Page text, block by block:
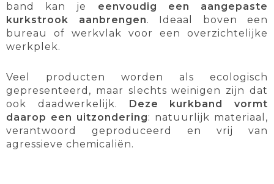
band kan je eenvoudig een aangepaste
kurkstrook aanbrengen. Ideaal boven een
bureau of werkvlak voor een overzichtelijke
werkplek.
Veel producten worden als ecologisch
gepresenteerd, maar slechts weinigen zijn dat
ook daadwerkelijk.
Deze kurkband vormt
daarop een uitzondering: natuurlijk materiaal,
verantwoord geproduceerd en vrij van
agressieve chemicaliën.